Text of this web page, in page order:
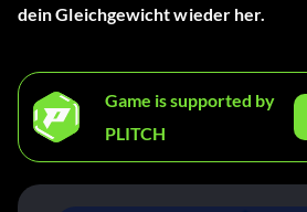
dein Gleichgewicht wieder her.
Game is supported by
PLITCH